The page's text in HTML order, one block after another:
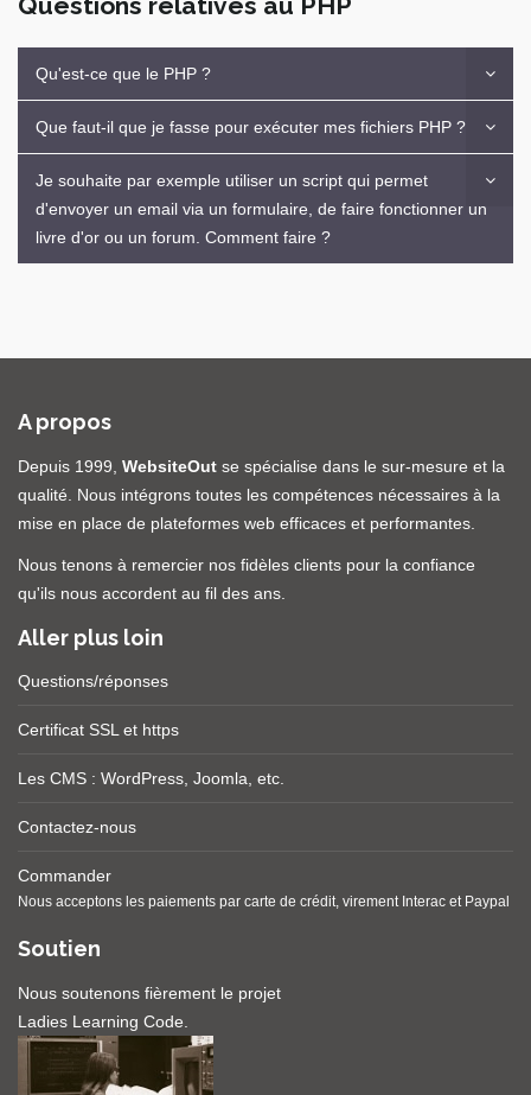
Qu'est-ce que le PHP ?
Que faut-il que je fasse pour exécuter mes fichiers PHP ?
Je souhaite par exemple utiliser un script qui permet
d'envoyer un email via un formulaire, de faire fonctionner un
livre d'or ou un forum. Comment faire ?
A propos
Depuis 1999, WebsiteOut se spécialise dans le sur-mesure et la
qualité. Nous intégrons toutes les compétences nécessaires à la
mise en place de plateformes web efficaces et performantes.
Nous tenons à remercier nos fidèles clients pour la confiance
qu'ils nous accordent au fil des ans.
Aller plus loin
Questions/réponses
Certificat SSL et https
Les CMS : WordPress Joomla , etc.
Contactez-nous
Commander
Nous acceptons les paiements par carte de crédit, virement Interac et Paypal
Soutien
Nous soutenons fièrement le projet
Ladies Learning Code